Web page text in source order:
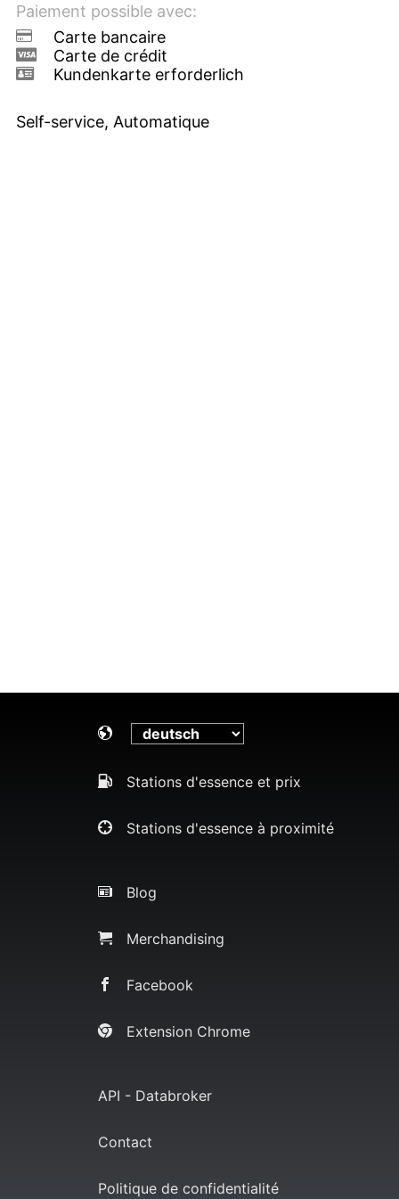
Paiement possible avec:
Carte bancaire
Carte de crédit
Kundenkarte erforderlich
Self-service, Automatique
Stations d'essence et prix
Stations d'essence à proximité
Blog
Merchandising
Facebook
Extension Chrome
API - Databroker
Contact
Politique de confidentialité